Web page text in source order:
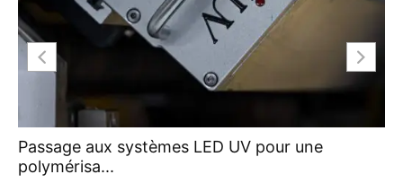
Passage aux systèmes LED UV pour une
polymérisa...